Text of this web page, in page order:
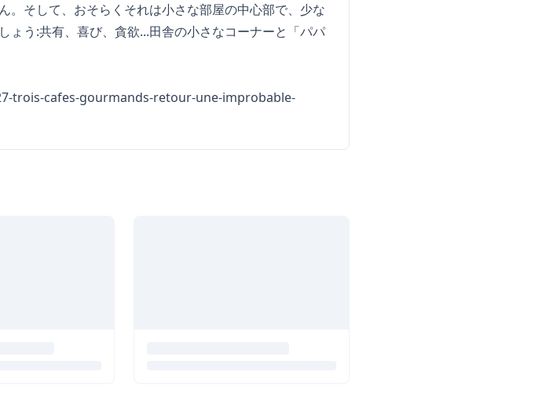
。そして、おそらくそれは小さな部屋の中心部で、少な
ょう:共有、喜び、貪欲...田舎の小さなコーナーと「パパ
trois-cafes-gourmands-retour-une-improbable-